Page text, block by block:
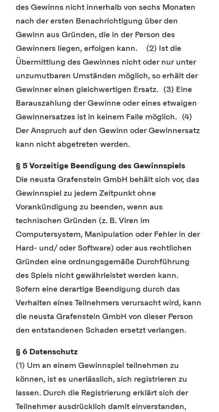
des Gewinns nicht innerhalb von sechs Monaten
nach der ersten Benachrichtigung über den
Gewinn aus Gründen, die in der Person des
Gewinners liegen, erfolgen kann. (2) Ist die
Übermittlung des Gewinnes nicht oder nur unter
unzumutbaren Umständen möglich, so erhält der
Gewinner einen gleichwertigen Ersatz. (3) Eine
Barauszahlung der Gewinne oder eines etwaigen
Gewinnersatzes ist in keinem Falle möglich. (4)
Der Anspruch auf den Gewinn oder Gewinnersatz
kann nicht abgetreten werden.
§ 5 Vorzeitige Beendigung des Gewinnspiels
Die neusta Grafenstein GmbH behält sich vor, das
Gewinnspiel zu jedem Zeitpunkt ohne
Vorankündigung zu beenden, wenn aus
technischen Gründen (z. B. Viren im
Computersystem, Manipulation oder Fehler in der
Hard- und/ oder Software) oder aus rechtlichen
Gründen eine ordnungsgemäße Durchführung
des Spiels nicht gewährleistet werden kann.
Sofern eine derartige Beendigung durch das
Verhalten eines Teilnehmers verursacht wird, kann
die neusta Grafenstein GmbH von dieser Person
den entstandenen Schaden ersetzt verlangen.
§ 6 Datenschutz
(1) Um an einem Gewinnspiel teilnehmen zu
können, ist es unerlässlich, sich registrieren zu
lassen. Durch die Registrierung erklärt sich der
Teilnehmer ausdrücklich damit einverstanden,